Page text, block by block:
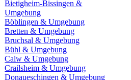
Bietigheim-Bissingen &
Umgebung
Böblingen & Umgebung
Bretten & Umgebung
Bruchsal & Umgebung
Bühl & Umgebung
Calw & Umgebung
Crailsheim & Umgebung
Donaueschingen & Umgebung